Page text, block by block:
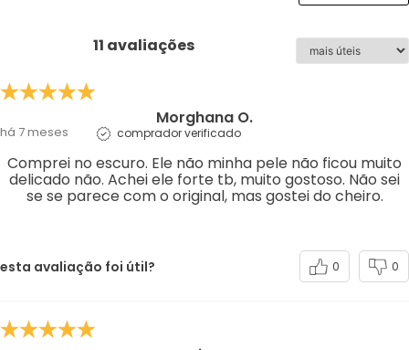
11 avaliações
Morghana O.
há 7 meses comprador verificado
Comprei no escuro. Ele não minha pele não ficou muito
delicado não. Achei ele forte tb, muito gostoso. Não sei
se se parece com o original, mas gostei do cheiro.
esta avaliação foi útil? 0 0